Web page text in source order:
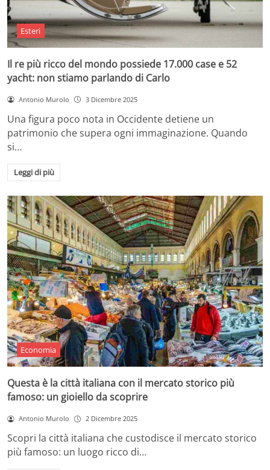
Esteri
Il re più ricco del mondo possiede 17.000 case e 52
yacht: non stiamo parlando di Carlo
Antonio Murolo 3 Dicembre 2025
Una figura poco nota in Occidente detiene un
patrimonio che supera ogni immaginazione. Quando
si…
Leggi di più
Economia
Questa è la città italiana con il mercato storico più
famoso: un gioiello da scoprire
Antonio Murolo 2 Dicembre 2025
Scopri la città italiana che custodisce il mercato storico
più famoso: un luogo ricco di…